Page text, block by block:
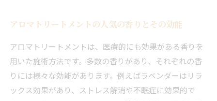
アロマトリートメントの人気の香りとその効能
アロマトリートメントは、医療的にも効果がある香りを
用いた施術方法です。多数の香りがあり、それぞれの香
りには様々な効能があります。例えばラベンダーはリラ
ックス効果があり、ストレス解消や不眠症に効果的で